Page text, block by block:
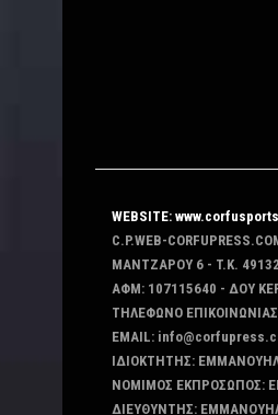
WEBSITE:
C.P.WEB-
MANTZAΡΟΥ 6 - T.K.
ΑΦΜ: 107115640 - ΔΟΥ
ΤΗΛΕΦΩΝΟ
EMAIL:
ΙΔΙΟΚΤΗΤΗΣ:
ΝΟΜΙΜΟΣ ΕΚΠΡΟΣΩΠΟΣ:
ΔΙΕΥΘΥΝΤΗΣ: